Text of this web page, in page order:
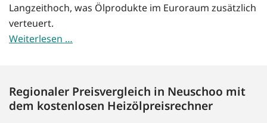
Langzeithoch, was Ölprodukte im Euroraum zusätzlich
verteuert.
Weiterlesen …
Regionaler Preisvergleich in Neuschoo mit
dem kostenlosen Heizölpreisrechner